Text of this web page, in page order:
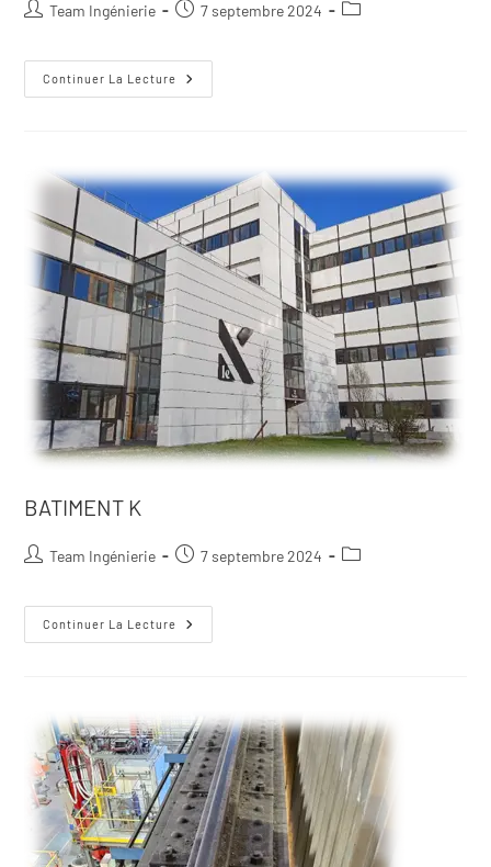
Team Ingénierie 7 septembre 2024
Continuer La Lecture
BATIMENT K
Team Ingénierie 7 septembre 2024
Continuer La Lecture